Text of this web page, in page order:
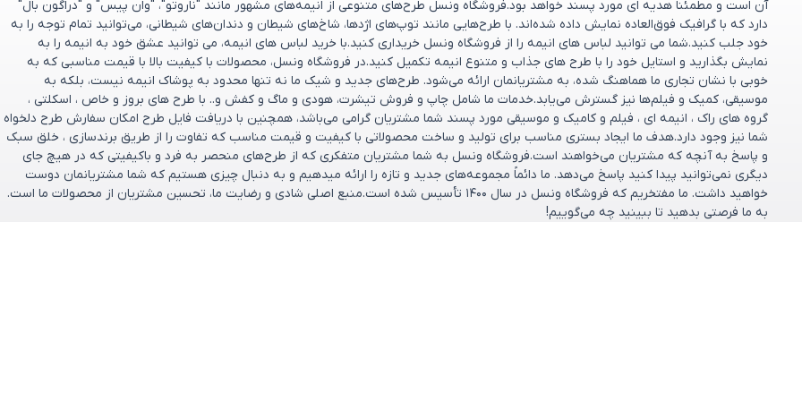
آن است و مطمئناً هدیه ای مورد پسند خواهد بود.فروشگاه ونسل طرح‌های متنوعی از انیمه‌های مشهور مانند "ناروتو"، "وان پیس" و "دراگون بال"
دارد که با گرافیک فوق‌العاده نمایش داده شده‌اند. با طرح‌هایی مانند توپ‌های اژدها، شاخ‌های شیطان و دندان‌های شیطانی، می‌توانید تمام توجه را به
خود جلب کنید.شما می توانید لباس های انیمه را از فروشگاه ونسل خریداری کنید.با خرید لباس های انیمه، می توانید عشق خود به انیمه را به
نمایش بگذارید و استایل خود را با طرح های جذاب و متنوع انیمه تکمیل کنید.در فروشگاه ونسل، محصولات با کیفیت بالا با قیمت مناسبی که به
خوبی با نشان تجاری ما هماهنگ شده، به مشتریانمان ارائه می‌شود. طرح‌های جدید و شیک ما نه تنها محدود به پوشاک انیمه نیست، بلکه به
موسیقی، کمیک و فیلم‌ها نیز گسترش می‌یابد.خدمات ما شامل چاپ و فروش تیشرت، هودی و ماگ و کفش و.. با طرح های بروز و خاص ، اسکلتی ،
گروه های راک ، انیمه ای ، فیلم و کامیک و موسیقی مورد پسند شما مشتریان گرامی می‌باشد، همچنین با دریافت فایل طرح امکان سفارش طرح دلخواه
شما نیز وجود دارد.هدف ما ایجاد بستری مناسب برای تولید و ساخت محصولاتی با کیفیت و قیمت مناسب که تفاوت را از طریق برندسازی ، خلق سبک
و پاسخ به آنچه که مشتریان می‌خواهند است.فروشگاه ونسل به شما مشتریان متفکری که از طرح‌های منحصر به‌ فرد و باکیفیتی که در هیچ جای
دیگری نمی‌توانید پیدا کنید پاسخ می‌دهد. ما دائماً مجموعه‌های جدید و تازه را ارائه میدهیم و به دنبال چیزی هستیم که شما مشتریانمان دوست
خواهید داشت. ما مفتخریم که فروشگاه ونسل در سال ۱۴۰۰ تأسیس شده است.منبع اصلی شادی و رضایت ما، تحسین مشتریان از محصولات ما است.
به ما فرصتی بدهید تا ببینید چه می‌گوییم!